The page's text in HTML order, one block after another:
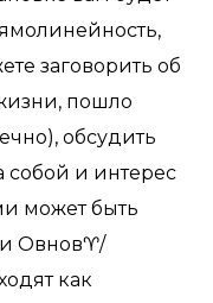
заговорить об
пошло
обсудить
собой и интерес
может быть
Овнов♈/
как